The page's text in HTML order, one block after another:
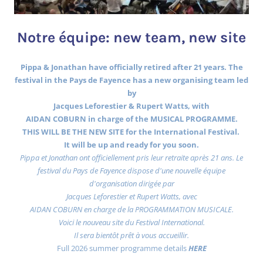
Notre équipe: new team, new site
Pippa & Jonathan have officially retired after 21 years. The
festival in the Pays de Fayence has a new organising team led
by
Jacques Leforestier & Rupert Watts, with
AIDAN COBURN in charge of the MUSICAL PROGRAMME.
THIS WILL BE THE NEW SITE for the International Festival.
It will be up and ready for you soon.
Pippa et Jonathan ont officiellement pris leur retraite après 21 ans. Le
festival du Pays de Fayence dispose d'une nouvelle équipe
d'organisation dirigée par
Jacques Leforestier et Rupert Watts, avec
AIDAN COBURN en charge de la PROGRAMMATION MUSICALE.
Voici le nouveau site du Festival International.
Il sera bientôt prêt à vous accueillir.
Full 2026 summer programme detailsHERE